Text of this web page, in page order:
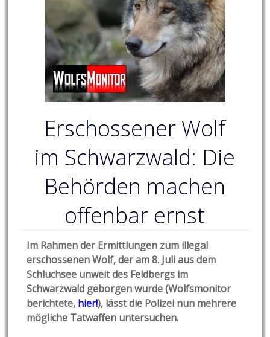
Erschossener Wolf
im Schwarzwald: Die
Behörden machen
offenbar ernst
Im Rahmen der Ermittlungen zum illegal
erschossenen Wolf, der am 8. Juli aus dem
Schluchsee unweit des Feldbergs im
Schwarzwald geborgen wurde (Wolfsmonitor
berichtete, hier!), lässt die Polizei nun mehrere
mögliche Tatwaffen untersuchen.